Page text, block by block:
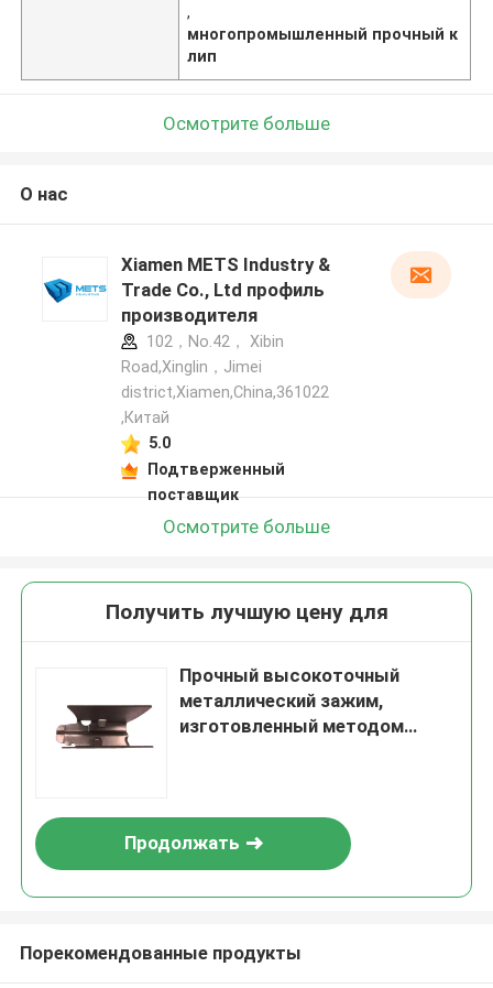
,
многопромышленный прочный к
лип
Осмотрите больше
О нас
Xiamen METS Industry &
Trade Co., Ltd профиль
производителя
102，No.42， Xibin
Road,Xinglin，Jimei
district,Xiamen,China,361022
,Китай
5.0
Подтверженный
поставщик
Осмотрите больше
Получить лучшую цену для
Прочный высокоточный
металлический зажим,
изготовленный методом
Продолжать
Порекомендованные продукты